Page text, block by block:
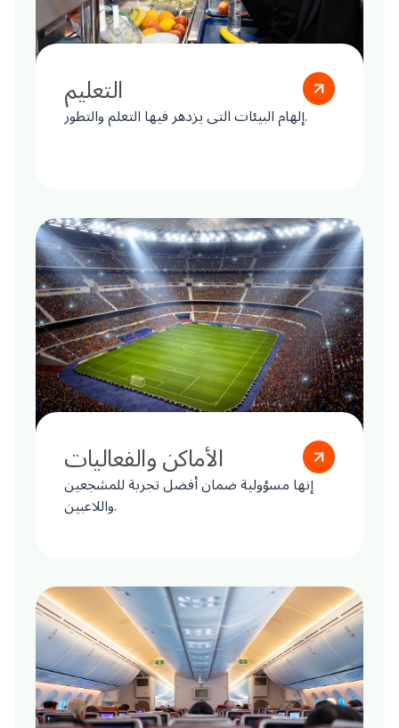
التعليم
إلهام البيئات التي يزدهر فيها التعلم والتطور.
الأماكن والفعاليات
إنها مسؤولية ضمان أفضل تجربة للمشجعين
واللاعبين.